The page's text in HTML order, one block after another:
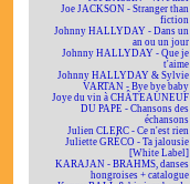
Joe JACKSON - Stranger than
fiction
Johnny HALLYDAY - Dans un
an ou un jour
Johnny HALLYDAY - Que je
t'aime
Johnny HALLYDAY & Sylvie
VARTAN - Bye bye baby
Joye du vin à CHÂTEAUNEUF
DU PAPE - Chansons des
échansons
Julien CLERC - Ce n'est rien
Juliette GRÉCO - Ta jalousie
[White Label]
KARAJAN - BRAHMS, danses
hongroises + catalogue